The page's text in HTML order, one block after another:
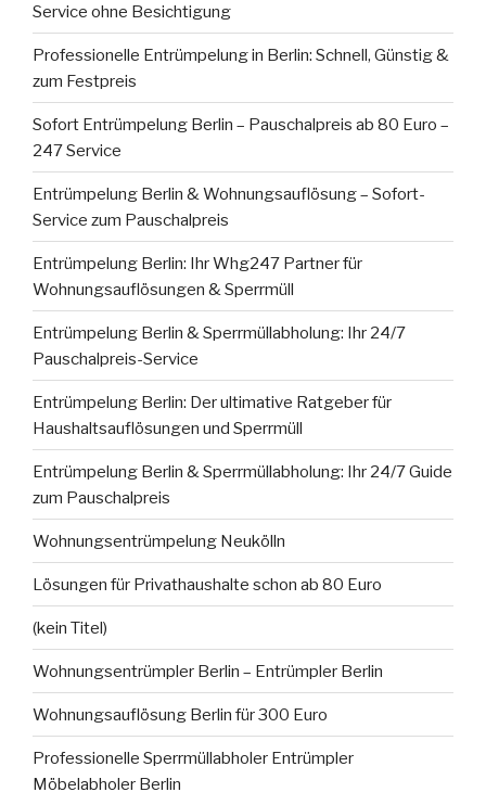
Service ohne Besichtigung
Professionelle Entrümpelung in Berlin: Schnell, Günstig &
zum Festpreis
Sofort Entrümpelung Berlin – Pauschalpreis ab 80 Euro –
247 Service
Entrümpelung Berlin & Wohnungsauflösung – Sofort-
Service zum Pauschalpreis
Entrümpelung Berlin: Ihr Whg247 Partner für
Wohnungsauflösungen & Sperrmüll
Entrümpelung Berlin & Sperrmüllabholung: Ihr 24/7
Pauschalpreis-Service
Entrümpelung Berlin: Der ultimative Ratgeber für
Haushaltsauflösungen und Sperrmüll
Entrümpelung Berlin & Sperrmüllabholung: Ihr 24/7 Guide
zum Pauschalpreis
Wohnungsentrümpelung Neukölln
Lösungen für Privathaushalte schon ab 80 Euro
(kein Titel)
Wohnungsentrümpler Berlin – Entrümpler Berlin
Wohnungsauflösung Berlin für 300 Euro
Professionelle Sperrmüllabholer Entrümpler
Möbelabholer Berlin